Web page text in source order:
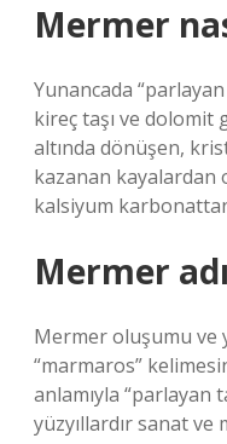
Mermer
Yunancada
kireç taşı ve dolomit
altında dönüşen,
kazanan kayalardan
kalsiyum
Mermer
Mermer oluşumu ve
“marmaros”
anlamıyla “parlayan
yüzyıllardır sanat ve